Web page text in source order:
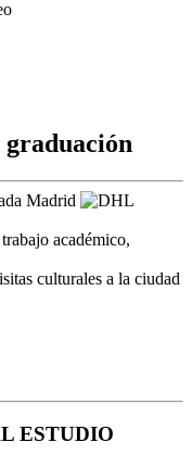
graduación
académico,
culturales a la ciudad
ESTUDIO